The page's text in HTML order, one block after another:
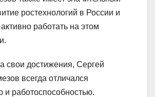
ростехнологий в России и
работать на этом
свои достижения, Сергей
всегда отличался
и работоспособностью.